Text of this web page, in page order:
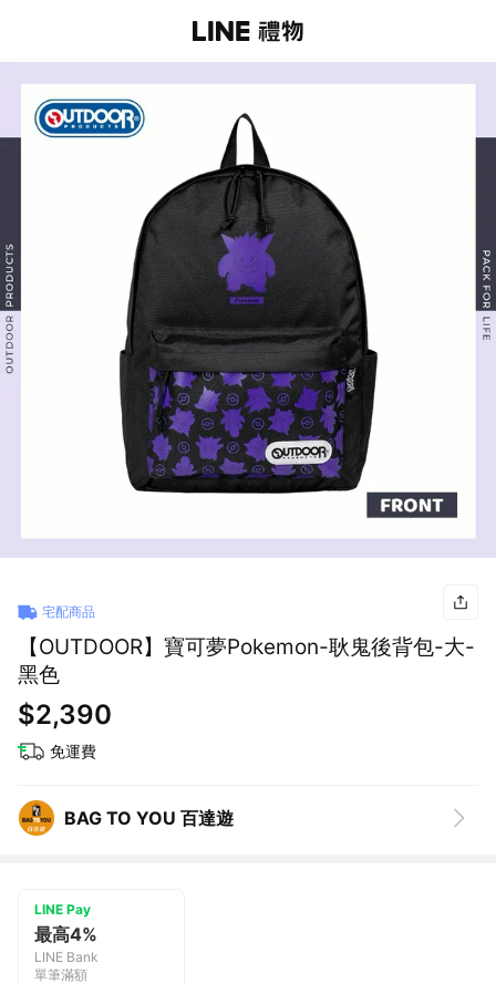
宅配商品
【OUTDOOR】寶可夢Pokemon-耿鬼後背包-大-
黑色
$2,390
免運費
BAG TO YOU 百達遊
LINE Pay
最高4%
LINE Bank
單筆滿額